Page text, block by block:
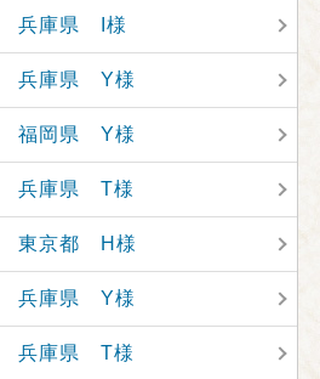
兵庫県 I様
兵庫県 Y様
福岡県 Y様
兵庫県 T様
東京都 H様
兵庫県 Y様
兵庫県 T様